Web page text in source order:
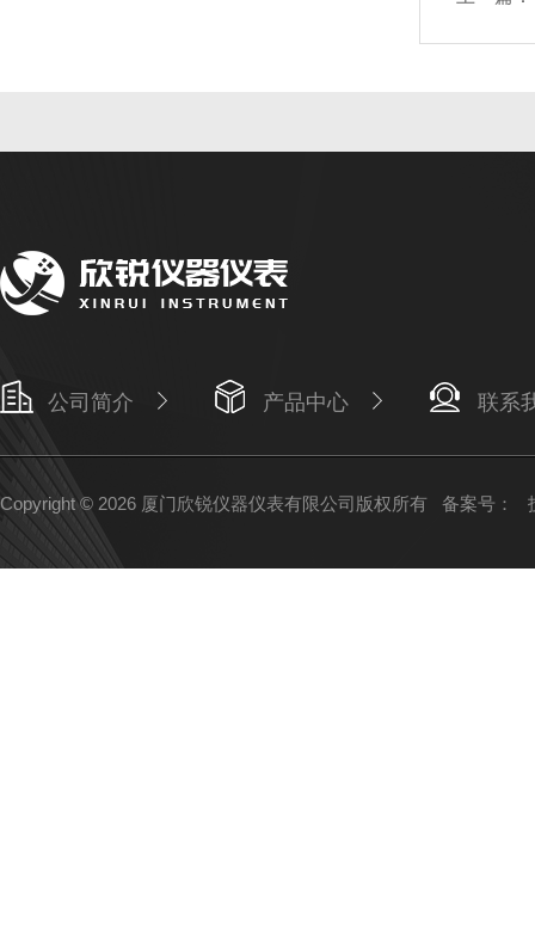
公司简介 产品中心 联系
Copyright © 2026 厦门欣锐仪器仪表有限公司版权所有 备案号：